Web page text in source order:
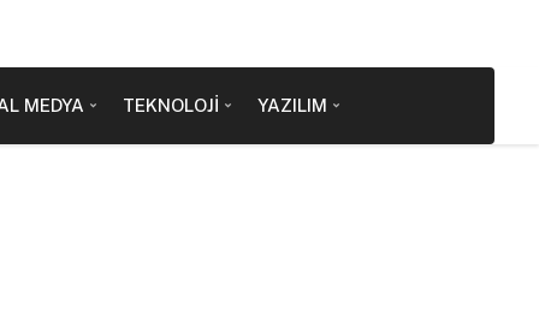
MEDYA TEKNOLOJI YAZILIM